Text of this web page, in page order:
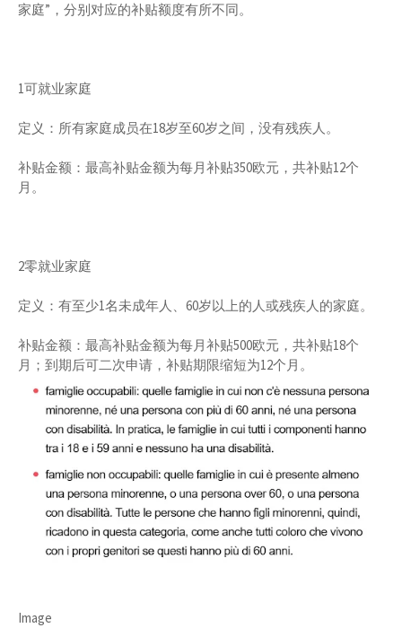
家庭”，分别对应的补贴额度有所不同。
1可就业家庭
定义：所有家庭成员在18岁至60岁之间，没有残疾人。
补贴金额：最高补贴金额为每月补贴350欧元，共补贴12个
月。
2零就业家庭
定义：有至少1名未成年人、60岁以上的人或残疾人的家庭。
补贴金额：最高补贴金额为每月补贴500欧元，共补贴18个
月；到期后可二次申请，补贴期限缩短为12个月。
Image